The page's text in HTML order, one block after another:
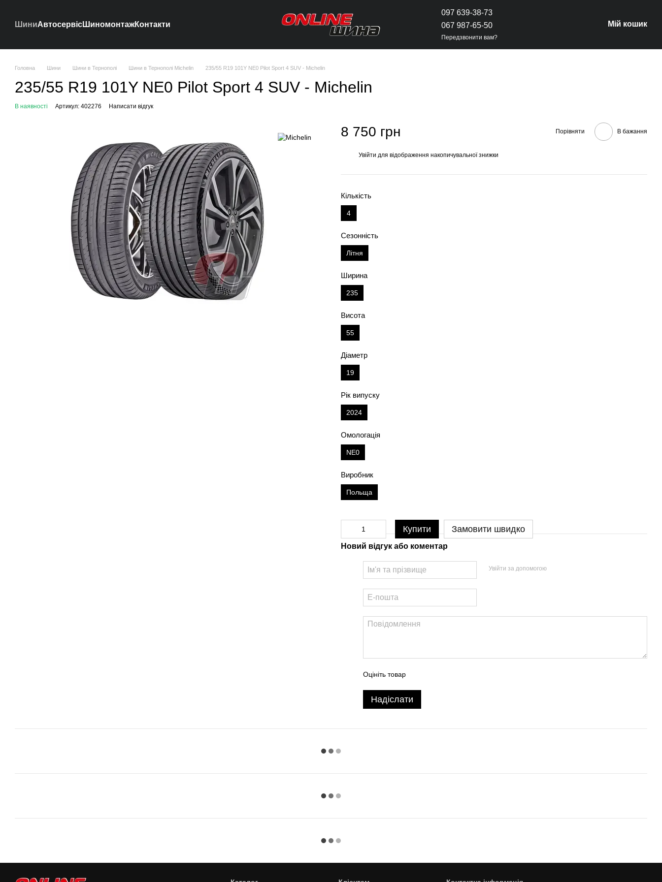
ШиниАвтосервісШиномонтажКонтакти
097 639-38-73
067 987-65-50
Передзвонити вам?
Мій кошик
Головна Шини Шини в Тернополі Шини в Тернополі Michelin 235/55 R19 101Y NE0 Pilot Sport 4 SUV - Michelin
235/55 R19 101Y NE0 Pilot Sport 4 SUV - Michelin
В наявності Артикул: 402276 Написати відгук
8 750 грн Порівняти В бажання
Увійти для відображення накопичувальної знижки
Кількість
4
Сезонність
Літня
Ширина
235
Висота
55
Діаметр
19
Рік випуску
2024
Омологація
NE0
Виробник
Польща
Купити Замовити швидко
Новий відгук або коментар
Увійти за допомогою
Оцініть товар
Надіслати